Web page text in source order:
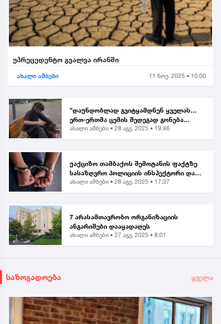
უპრეცედენტო გვალვა ირანში
ახალი ამბები 11 ნოე. 2025 • 10:00
“დაუნდობლად გვიტყამდნენ ყველას…
ერთ-ერთმა ცემის შედეგად გონება
დაკარგა” | მოქალაქე ბათუმში მომხდარ
ახალი ამბები • 28 აგვ. 2025 • 19:46
უაქციზო თამბაქოს შემოტანის ფაქტზე
სასაზღვრო პოლიციის ინსპექტორი და
ერთი პირი დააკავეს
ახალი ამბები • 28 აგვ. 2025 • 17:37
7 არასამთავრობო ორგანიზაციის
ანგარიშები დააყადაღეს
ახალი ამბები • 27 აგვ. 2025 • 8:01
საზოგადოება ყველა